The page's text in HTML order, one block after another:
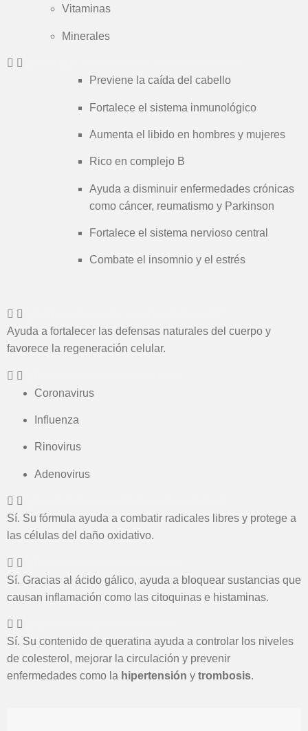
Vitaminas
Minerales
Previene la caída del cabello
Fortalece el sistema inmunológico
Aumenta el libido en hombres y mujeres
Rico en complejo B
Ayuda a disminuir enfermedades crónicas
como cáncer, reumatismo y Parkinson
Fortalece el sistema nervioso central
Combate el insomnio y el estrés
Ayuda a fortalecer las defensas naturales del cuerpo y
favorece la regeneración celular.
Coronavirus
Influenza
Rinovirus
Adenovirus
Sí. Su fórmula ayuda a combatir radicales libres y protege a
las células del daño oxidativo.
Sí. Gracias al ácido gálico, ayuda a bloquear sustancias que
causan inflamación como las citoquinas e histaminas.
Sí. Su contenido de queratina ayuda a controlar los niveles
de colesterol, mejorar la circulación y prevenir
enfermedades como la hipertensión y trombosis.